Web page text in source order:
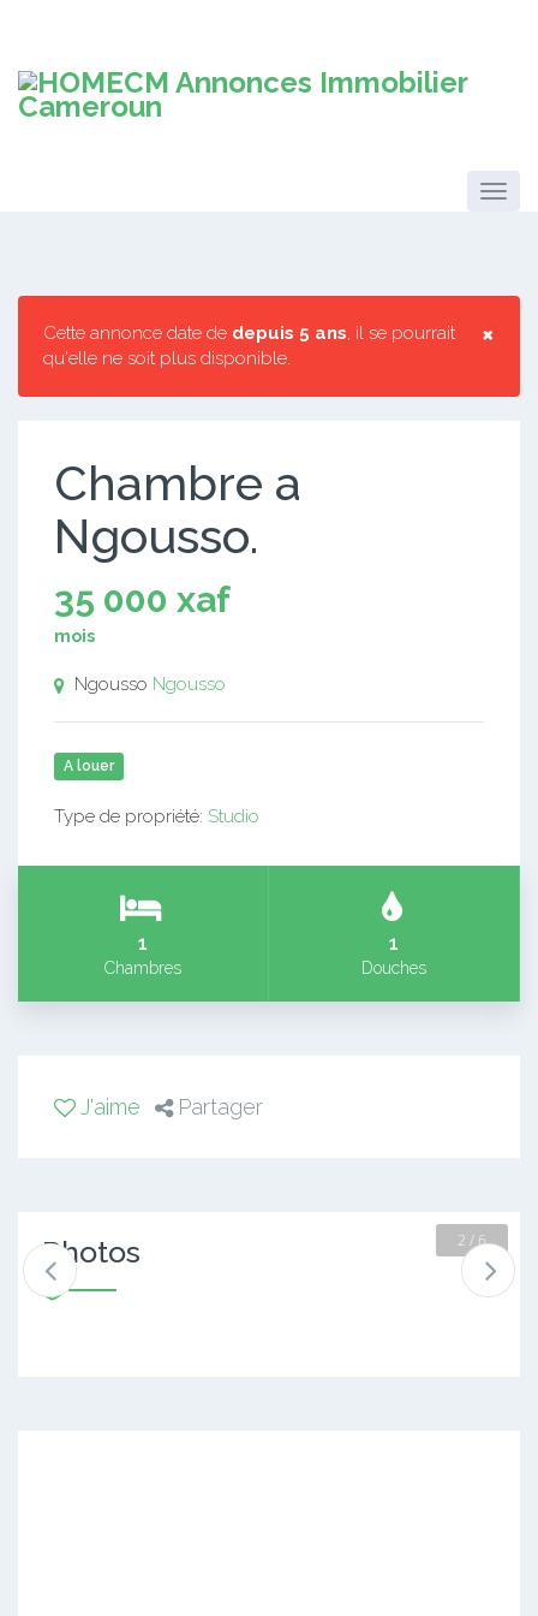
×
Cette annonce date de depuis 5 ans, il se pourrait
qu'elle ne soit plus disponible.
Chambre a
Ngousso.
35 000 xaf
mois
Ngousso Ngousso
A louer
Type de propriété: Studio
1
Chambres
1
Douches
J'aime Partager
Photos 2 / 6